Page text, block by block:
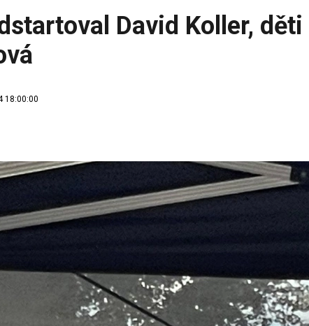
David Koller,
18:00:00